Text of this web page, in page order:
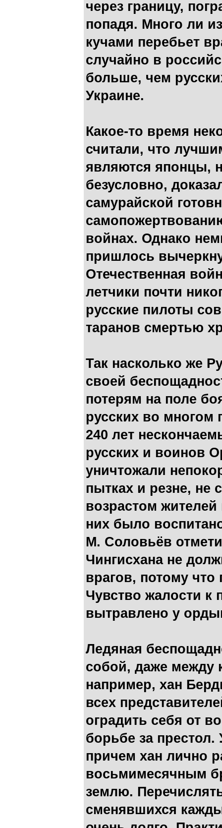
через границу,
попадя. Много ли
кучами перебьет
случайно в
больше, чем
Украине.
Какое-то время
считали, что
являются японцы,
безусловно,
самурайской
войнах. Однако
пришлось
Отечественная
летчики почти
русские пилоты
таранов смертью
Так насколько же
своей
потерям на поле
русских во многом
240 лет
русских и воинов
уничтожали
пытках и резне, не
возрастом
них было
М. Соловьёв
Чингисхана не
врагов, потому
Чувство жалости к
вытравлено у
Ледяная
собой, даже
например, хан
всех
оградить себя от
борьбе за
причем хан лично
восьмимесячным
землю.
сменявшихся